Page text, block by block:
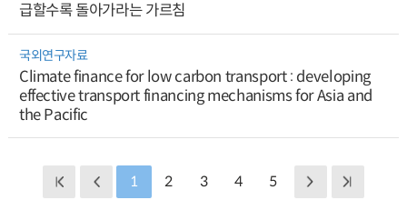
급할수록 돌아가라는 가르침
국외연구자료
Climate finance for low carbon transport : developing
effective transport financing mechanisms for Asia and
the Pacific
1 2 3 4 5